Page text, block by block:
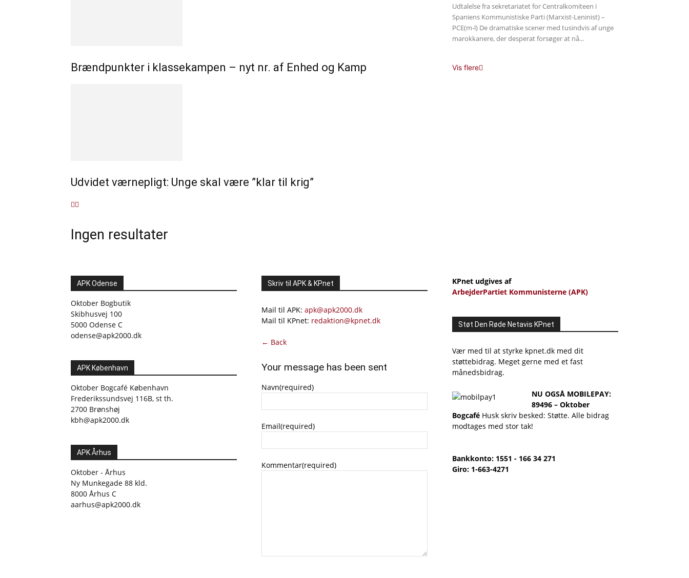
Brændpunkter i klassekampen – nyt nr. af Enhed og Kamp
Udvidet værnepligt: Unge skal være ”klar til krig”
Ingen resultater
Udtalelse fra sekretariatet for Centralkomiteen i
Spaniens Kommunistiske Parti (Marxist-Leninist) –
PCE(m-l) De dramatiske scener med tusindvis af unge
marokkanere, der desperat forsøger at nå...
Vis flere
APK Odense
Oktober Bogbutik
Skibhusvej 100
5000 Odense C
odense@apk2000.dk
APK København
Oktober Bogcafé København
Frederikssundsvej 116B, st th.
2700 Brønshøj
kbh@apk2000.dk
APK Århus
Oktober - Århus
Ny Munkegade 88 kld.
8000 Århus C
aarhus@apk2000.dk
Skriv til APK & KPnet
Mail til APK: apk@apk2000.dk
Mail til KPnet: redaktion@kpnet.dk
← Back
Your message has been sent
Navn(required)
Email(required)
Kommentar(required)
KPnet udgives af
ArbejderPartiet Kommunisterne (APK)
Støt Den Røde Netavis KPnet
Vær med til at styrke kpnet.dk med dit
støttebidrag. Meget gerne med et fast
månedsbidrag.
NU OGSÅ MOBILEPAY:
89496 – Oktober
Bogcafé Husk skriv besked: Støtte. Alle bidrag
modtages med stor tak!
Bankkonto: 1551 - 166 34 271
Giro: 1-663-4271